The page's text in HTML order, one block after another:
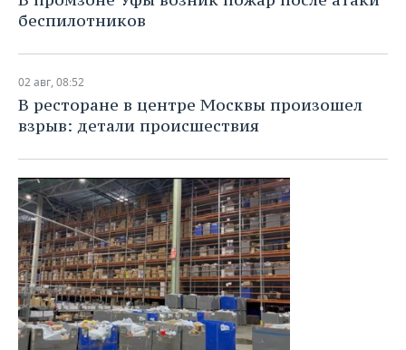
беспилотников
02 авг, 08:52
В ресторане в центре Москвы произошел
взрыв: детали происшествия